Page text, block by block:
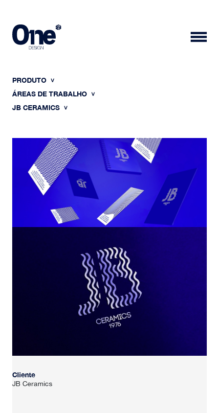
PRODUTO
ÁREAS DE TRABALHO
JB CERAMICS
Cliente
JB Ceramics